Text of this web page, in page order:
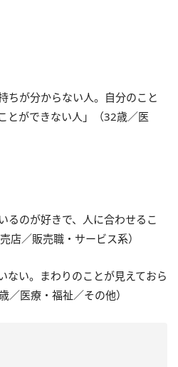
ちが分からない人。自分のこと
とができない人」（32歳／医
るのが好きで、人に合わせるこ
店／販売職・サービス系）
ない。まわりのことが見えておら
／医療・福祉／その他）